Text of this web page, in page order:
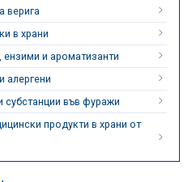
верига
в храни
ензими и ароматизанти
алергени
във фуражи
продукти в храни от